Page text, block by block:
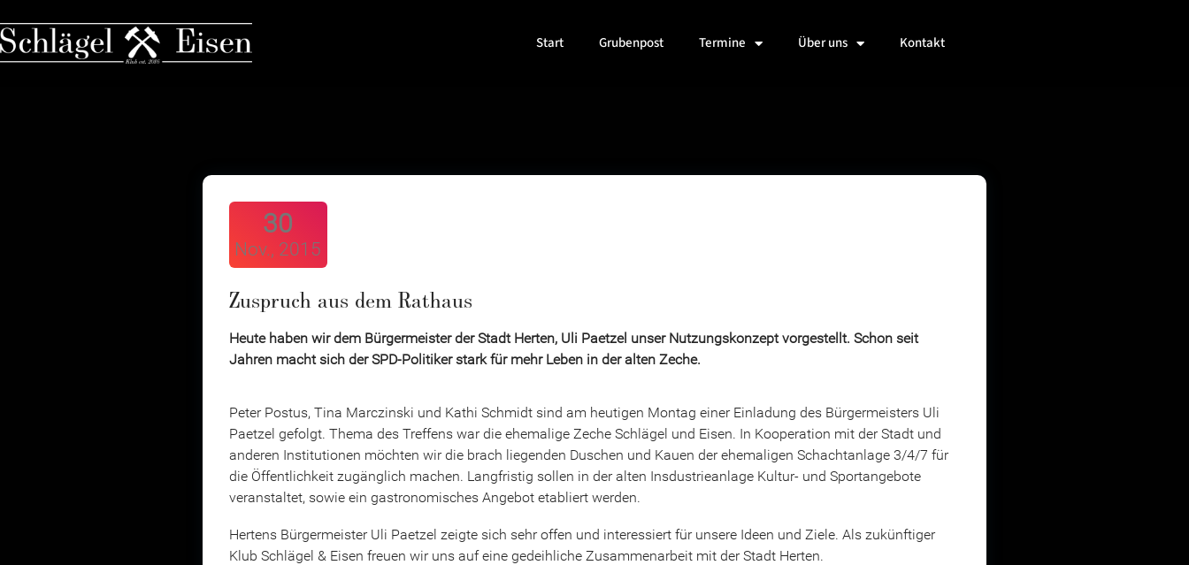
Start Grubenpost Termine Über uns Kontakt
30
Nov., 2015
Zuspruch aus dem Rathaus
Heute haben wir dem Bürgermeister der Stadt Herten, Uli Paetzel unser Nutzungskonzept vorgestellt. Schon seit
Jahren macht sich der SPD-Politiker stark für mehr Leben in der alten Zeche.
Peter Postus, Tina Marczinski und Kathi Schmidt sind am heutigen Montag einer Einladung des Bürgermeisters Uli
Paetzel gefolgt. Thema des Treffens war die ehemalige Zeche Schlägel und Eisen. In Kooperation mit der Stadt und
anderen Institutionen möchten wir die brach liegenden Duschen und Kauen der ehemaligen Schachtanlage 3/4/7 für
die Öffentlichkeit zugänglich machen. Langfristig sollen in der alten Insdustrieanlage Kultur- und Sportangebote
veranstaltet, sowie ein gastronomisches Angebot etabliert werden.
Hertens Bürgermeister Uli Paetzel zeigte sich sehr offen und interessiert für unsere Ideen und Ziele. Als zukünftiger
Klub Schlägel & Eisen freuen wir uns auf eine gedeihliche Zusammenarbeit mit der Stadt Herten.